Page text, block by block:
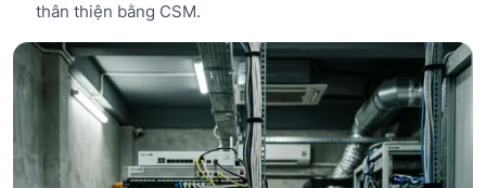
thân thiện bằng CSM.